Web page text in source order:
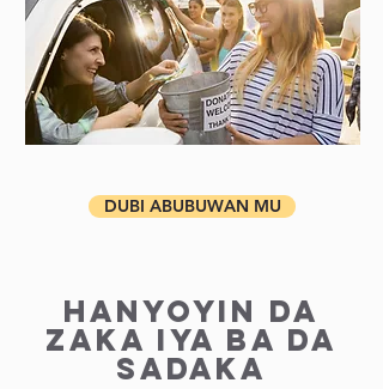
DUBI ABUBUWAN MU
HANYOYIN DA
ZAKA IYA BA DA
SADAKA